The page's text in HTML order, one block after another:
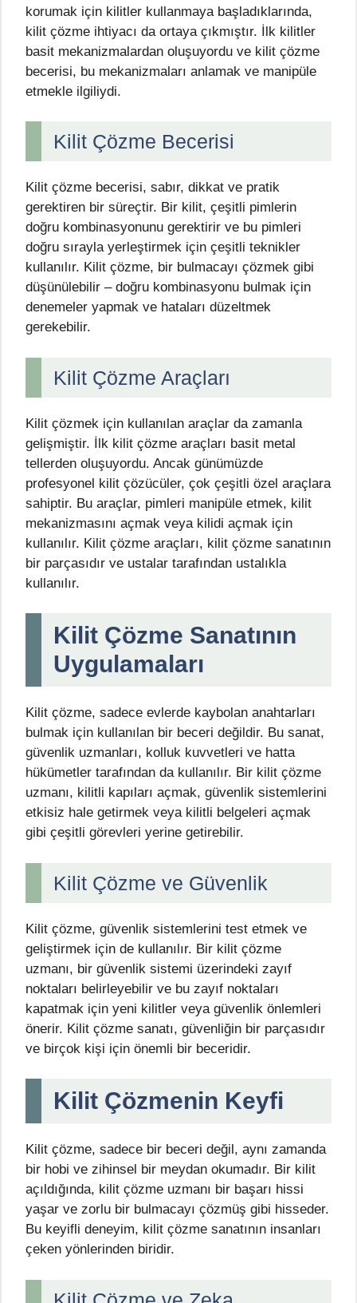
korumak için kilitler kullanmaya başladıklarında,
kilit çözme ihtiyacı da ortaya çıkmıştır. İlk kilitler
basit mekanizmalardan oluşuyordu ve kilit çözme
becerisi, bu mekanizmaları anlamak ve manipüle
etmekle ilgiliydi.
Kilit Çözme Becerisi
Kilit çözme becerisi, sabır, dikkat ve pratik
gerektiren bir süreçtir. Bir kilit, çeşitli pimlerin
doğru kombinasyonunu gerektirir ve bu pimleri
doğru sırayla yerleştirmek için çeşitli teknikler
kullanılır. Kilit çözme, bir bulmacayı çözmek gibi
düşünülebilir – doğru kombinasyonu bulmak için
denemeler yapmak ve hataları düzeltmek
gerekebilir.
Kilit Çözme Araçları
Kilit çözmek için kullanılan araçlar da zamanla
gelişmiştir. İlk kilit çözme araçları basit metal
tellerden oluşuyordu. Ancak günümüzde
profesyonel kilit çözücüler, çok çeşitli özel araçlara
sahiptir. Bu araçlar, pimleri manipüle etmek, kilit
mekanizmasını açmak veya kilidi açmak için
kullanılır. Kilit çözme araçları, kilit çözme sanatının
bir parçasıdır ve ustalar tarafından ustalıkla
kullanılır.
Kilit Çözme Sanatının
Uygulamaları
Kilit çözme, sadece evlerde kaybolan anahtarları
bulmak için kullanılan bir beceri değildir. Bu sanat,
güvenlik uzmanları, kolluk kuvvetleri ve hatta
hükümetler tarafından da kullanılır. Bir kilit çözme
uzmanı, kilitli kapıları açmak, güvenlik sistemlerini
etkisiz hale getirmek veya kilitli belgeleri açmak
gibi çeşitli görevleri yerine getirebilir.
Kilit Çözme ve Güvenlik
Kilit çözme, güvenlik sistemlerini test etmek ve
geliştirmek için de kullanılır. Bir kilit çözme
uzmanı, bir güvenlik sistemi üzerindeki zayıf
noktaları belirleyebilir ve bu zayıf noktaları
kapatmak için yeni kilitler veya güvenlik önlemleri
önerir. Kilit çözme sanatı, güvenliğin bir parçasıdır
ve birçok kişi için önemli bir beceridir.
Kilit Çözmenin Keyfi
Kilit çözme, sadece bir beceri değil, aynı zamanda
bir hobi ve zihinsel bir meydan okumadır. Bir kilit
açıldığında, kilit çözme uzmanı bir başarı hissi
yaşar ve zorlu bir bulmacayı çözmüş gibi hisseder.
Bu keyifli deneyim, kilit çözme sanatının insanları
çeken yönlerinden biridir.